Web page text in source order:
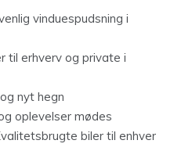
vinduespudsning i
til erhverv og private i
nyt hegn
oplevelser mødes
biler til enhver